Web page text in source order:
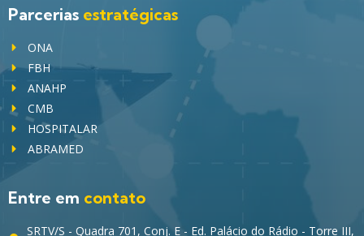
Parcerias estratégicas
ONA
FBH
ANAHP
CMB
HOSPITALAR
ABRAMED
Entre em contato
SRTV/S - Quadra 701, Conj. E - Ed. Palácio do Rádio - Torre III,